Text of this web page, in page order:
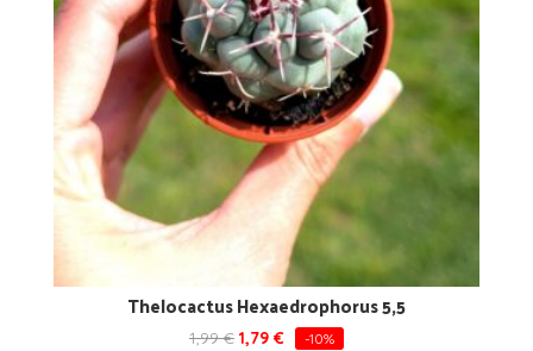
Thelocactus Hexaedrophorus 5,5
1,99€ 1,79 € -10%